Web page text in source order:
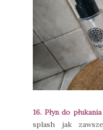
16. Płyn do
splash jak